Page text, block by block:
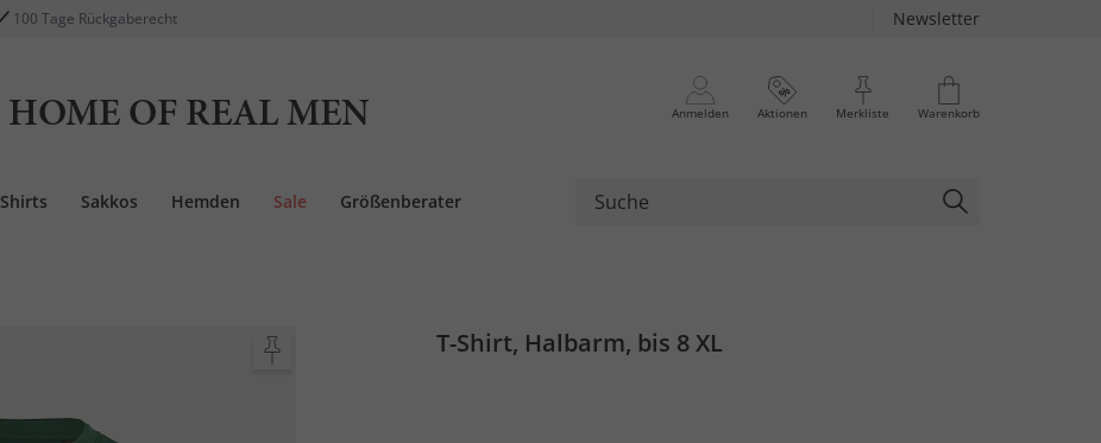
100 Tage Rückgaberecht Newsletter
HOME OF REAL MEN Anmelden Aktionen Merkliste Warenkorb
Shirts Sakkos Hemden Sale Größenberater
T-Shirt, Halbarm, bis 8 XL